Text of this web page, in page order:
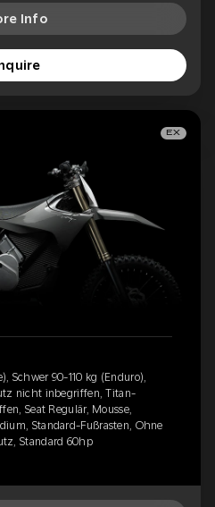
Info
EX
Schwer 90-110 kg (Enduro),
nicht inbegriffen, Titan-
Seat Regulär, Mousse,
Standard-Fußrasten, Ohne
Standard 60hp